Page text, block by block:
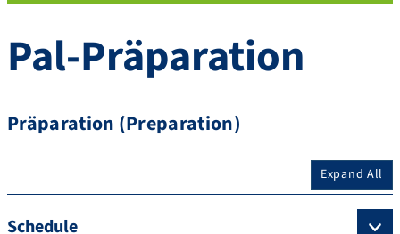
Pal-Präparation
Präparation (Preparation)
Expand All
Schedule